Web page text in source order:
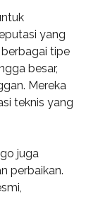
yang
tipe
besar,
Mereka
teknis yang
juga
perbaikan.